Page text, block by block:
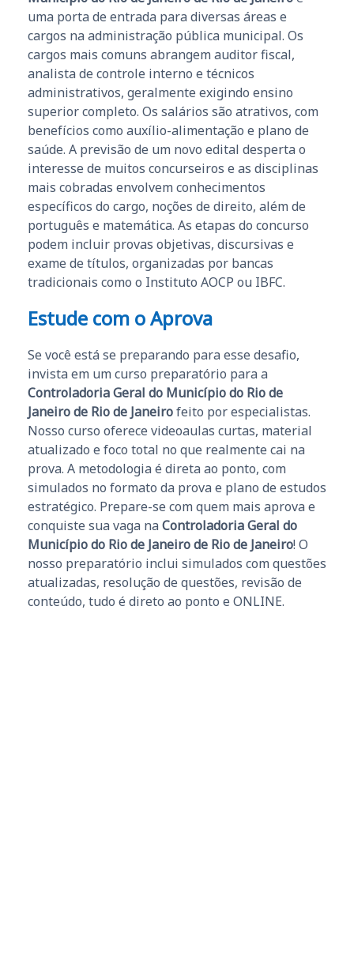
uma porta de entrada para diversas áreas e
cargos na administração pública municipal. Os
cargos mais comuns abrangem auditor fiscal,
analista de controle interno e técnicos
administrativos, geralmente exigindo ensino
superior completo. Os salários são atrativos, com
benefícios como auxílio-alimentação e plano de
saúde. A previsão de um novo edital desperta o
interesse de muitos concurseiros e as disciplinas
mais cobradas envolvem conhecimentos
específicos do cargo, noções de direito, além de
português e matemática. As etapas do concurso
podem incluir provas objetivas, discursivas e
exame de títulos, organizadas por bancas
tradicionais como o Instituto AOCP ou IBFC.
Estude com o Aprova
Se você está se preparando para esse desafio,
invista em um curso preparatório para a
Controladoria Geral do Município do Rio de
Janeiro de Rio de Janeirofeito por especialistas.
Nosso curso oferece videoaulas curtas, material
atualizado e foco total no que realmente cai na
prova. A metodologia é direta ao ponto, com
simulados no formato da prova e plano de estudos
estratégico. Prepare-se com quem mais aprova e
conquiste sua vaga na Controladoria Geral do
Município do Rio de Janeiro de Rio de Janeiro! O
nosso preparatório inclui simulados com questões
atualizadas, resolução de questões, revisão de
conteúdo, tudo é direto ao ponto e ONLINE.